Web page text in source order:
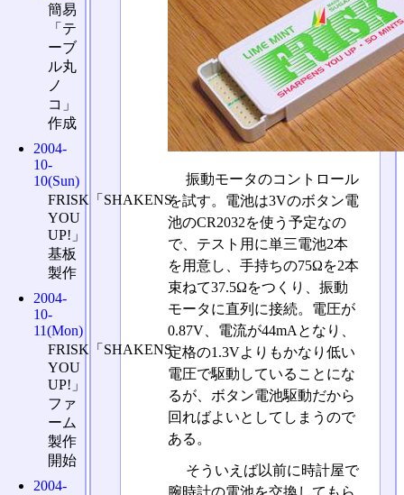
振動モータのコントロール
を試す。電池は3Vのボタン電
池のCR2032を使う予定なの
で、テスト用に単三電池2本
を用意し、手持ちの75Ωを2本
束ねて37.5Ωをつくり、振動
モータに直列に接続。電圧が
0.87V、電流が44mAとなり、
定格の1.3Vよりもかなり低い
電圧で駆動していることにな
るが、ボタン電池駆動だから
回ればよいとしてしまうので
ある。
そういえば以前に時計屋で
腕時計の電池を交換してもら
簡易
「テ
ーブ
ル丸
ノ
コ」
作成
2004-
10-
10(Sun)
FRISK「SHAKENS
YOU
UP!」
基板
製作
2004-
10-
11(Mon)
FRISK「SHAKENS
YOU
UP!」
ファ
ーム
製作
開始
2004-